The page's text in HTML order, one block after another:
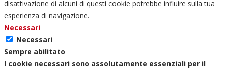
disattivazione di alcuni di questi cookie potrebbe influire sulla tua
esperienza di navigazione.
Necessari
Necessari
Sempre abilitato
I cookie necessari sono assolutamente essenziali per il